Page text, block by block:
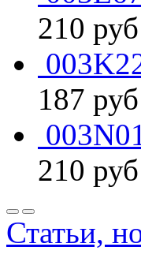
210 руб
187 руб
210 руб
Статьи,